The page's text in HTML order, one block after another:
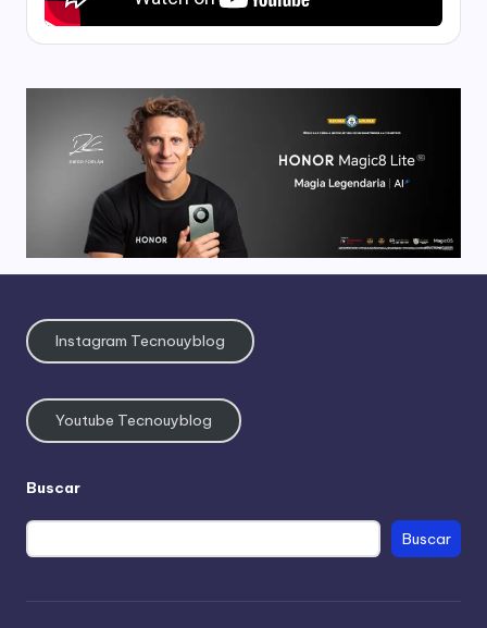
Instagram Tecnouyblog
Youtube Tecnouyblog
Buscar
Buscar